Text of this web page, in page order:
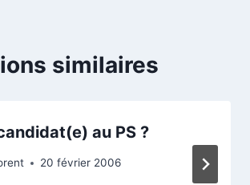
similaires
au PS ?
20 février 2006